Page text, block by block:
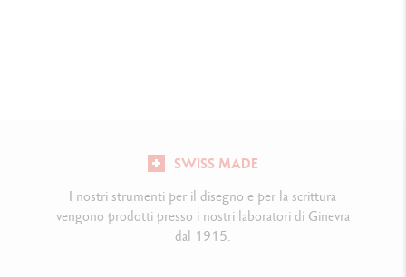
SWISS MADE
I nostri strumenti per il disegno e per la scrittura
vengono prodotti presso i nostri laboratori di Ginevra
dal 1915.